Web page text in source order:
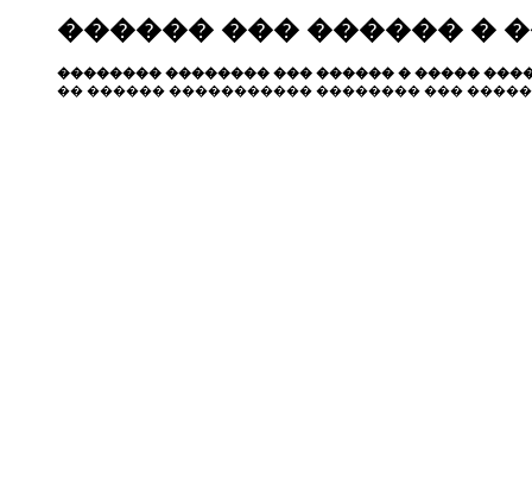
������ ��� ������ �
�������� �������� ��� ������ � �����
�� ������ ����������� �������� ���